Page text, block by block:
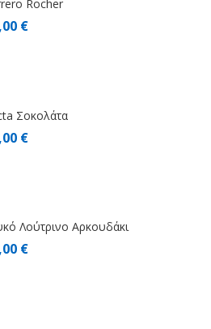
Rocher
€
Σοκολάτα
€
Λούτρινο Αρκουδάκι
€